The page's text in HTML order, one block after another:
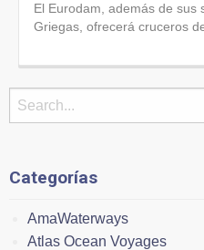
El Eurodam, además de sus
Griegas, ofrecerá cruceros de
Categorías
AmaWaterways
Atlas Ocean Voyages